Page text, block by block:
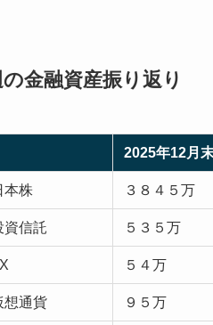
金融資産振り返り
2025年12月
本株 ３８４５万
資信託 ５３５万
５４万
想通貨 ９５万